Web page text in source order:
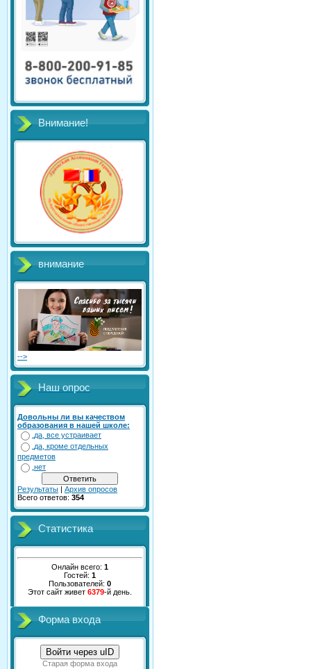
Внимание!
внимание
-->
Наш опрос
Довольны ли вы качеством
образования в нашей школе:
да, все устраивает
да, кроме отдельных
предметов
нет
Результаты | Архив опросов
Всего ответов: 354
Статистика
Онлайн всего: 1
Гостей: 1
Пользователей: 0
Этот сайт живет 6379-й день.
Форма входа
Войти через uID
Старая форма входа